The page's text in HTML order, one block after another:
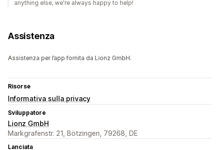
anything else, we're always happy to help!
Assistenza
Assistenza per l’app fornita da Lionz GmbH.
Risorse
Informativa sulla privacy
Sviluppatore
Lionz GmbH
Markgrafenstr. 21, Bötzingen, 79268, DE
Lanciata